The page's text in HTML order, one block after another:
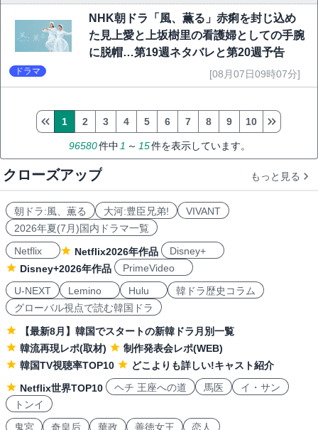
NHK朝ドラ「風、薫る」赤痢を封じ込め
た見上愛と上坂樹里の看護婦としての手腕
に脱帽…第19週ネタバレと第20週予告
ドラマ [08月07日09時07分]
96580件中1 ～ 15件を表示しています。
1 2 3 4 5 6 7 8 9 10
クローズアップ もっと見る
朝ドラ:風、薫る 大河:豊臣兄弟!
VIVANT
2026年夏(7月)国内ドラマ一覧
Netflix
Netflix2026年作品
Disney+
Disney+2026年作品
PrimeVideo
U-NEXT
Lemino Hulu
韓ドラ歴史コラム
グローバル視点で読む韓国ドラ
【最新8月】韓国でスタートの新韓ドラ月別一覧
韓流再現レポ(取材)
制作発表会レポ(WEB)
韓国TV視聴率TOP10
どこよりも詳しい!キャスト紹介
Netflix世界TOP10
ヘチ 王座への道 馬医
イ・サン
トンイ
鬼宮
奇皇后 華政 善徳女王 恋人